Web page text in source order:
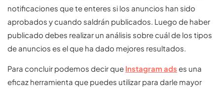
notificaciones que te enteres si los anuncios han sido
aprobados y cuando saldrán publicados. Luego de haber
publicado debes realizar un análisis sobre cuál de los tipos
de anuncios es el que ha dado mejores resultados.
Para concluir podemos decir que Instagram ads es una
eficaz herramienta que puedes utilizar para darle mayor